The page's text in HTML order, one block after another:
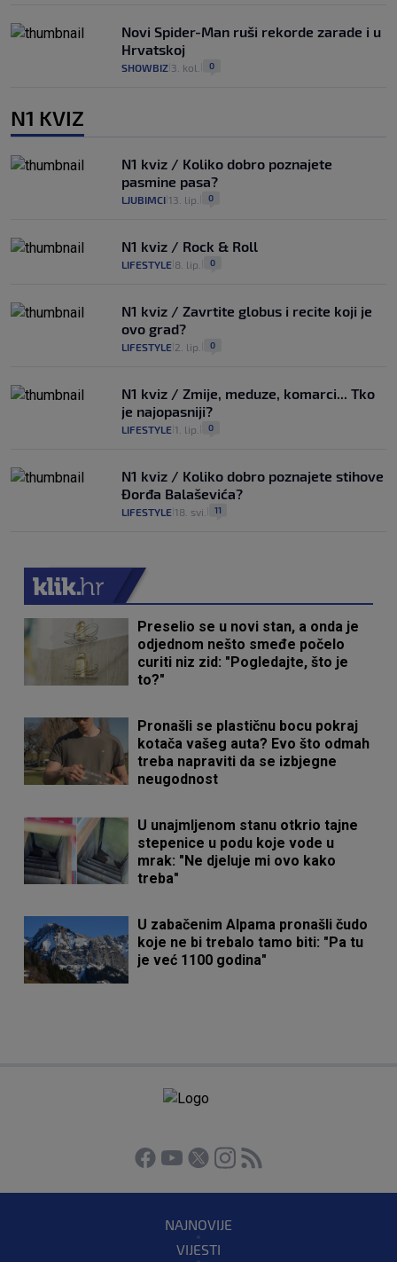
Novi Spider-Man ruši rekorde zarade i u
Hrvatskoj
SHOWBIZ 3. kol. 0
N1 KVIZ
N1 kviz / Koliko dobro poznajete
pasmine pasa?
LJUBIMCI 13. lip. 0
N1 kviz / Rock & Roll
LIFESTYLE 8. lip. 0
N1 kviz / Zavrtite globus i recite koji je
ovo grad?
LIFESTYLE 2. lip. 0
N1 kviz / Zmije, meduze, komarci... Tko
je najopasniji?
LIFESTYLE 1. lip. 0
N1 kviz / Koliko dobro poznajete stihove
Đorđa Balaševića?
LIFESTYLE 18. svi. 11
Preselio se u novi stan, a onda je
odjednom nešto smeđe počelo
curiti niz zid: "Pogledajte, što je
to?"
Pronašli se plastičnu bocu pokraj
kotača vašeg auta? Evo što odmah
treba napraviti da se izbjegne
neugodnost
U unajmljenom stanu otkrio tajne
stepenice u podu koje vode u
mrak: "Ne djeluje mi ovo kako
treba"
U zabačenim Alpama pronašli čudo
koje ne bi trebalo tamo biti: "Pa tu
je već 1100 godina"
NAJNOVIJE
VIJESTI